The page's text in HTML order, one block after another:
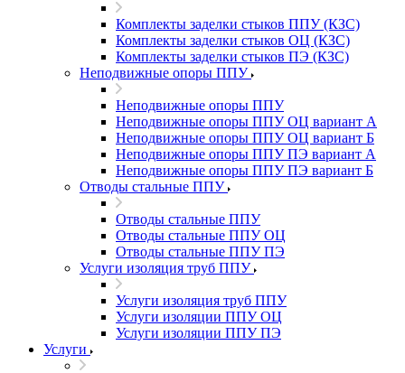
Комплекты заделки стыков ППУ (КЗС)
Комплекты заделки стыков ОЦ (КЗС)
Комплекты заделки стыков ПЭ (КЗС)
Неподвижные опоры ППУ
Неподвижные опоры ППУ
Неподвижные опоры ППУ ОЦ вариант А
Неподвижные опоры ППУ ОЦ вариант Б
Неподвижные опоры ППУ ПЭ вариант А
Неподвижные опоры ППУ ПЭ вариант Б
Отводы стальные ППУ
Отводы стальные ППУ
Отводы стальные ППУ ОЦ
Отводы стальные ППУ ПЭ
Услуги изоляция труб ППУ
Услуги изоляция труб ППУ
Услуги изоляции ППУ ОЦ
Услуги изоляции ППУ ПЭ
Услуги